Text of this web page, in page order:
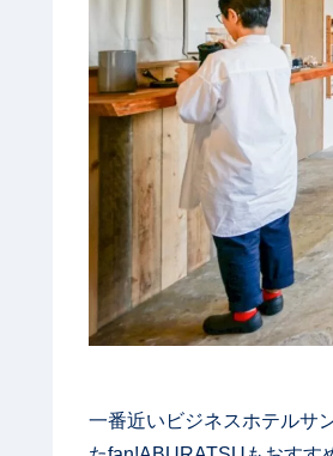
一番近いビジネスホテルサ